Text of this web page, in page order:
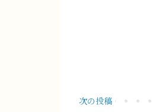
次の投稿